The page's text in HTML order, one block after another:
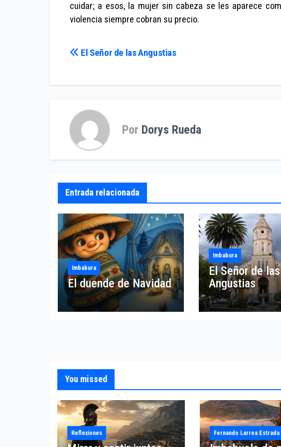
cuidar; a esos, la mujer sin cabeza se les aparece
violencia siempre cobran su precio.
Navegación
El Señor de las Angustias
Por Dorys Rueda
Entrada relacionada
Imbabura
El duende de Navidad
Imbabura
El Señor de las
Angustias
You missed
Reflexiones Fernando Larrea Estrada